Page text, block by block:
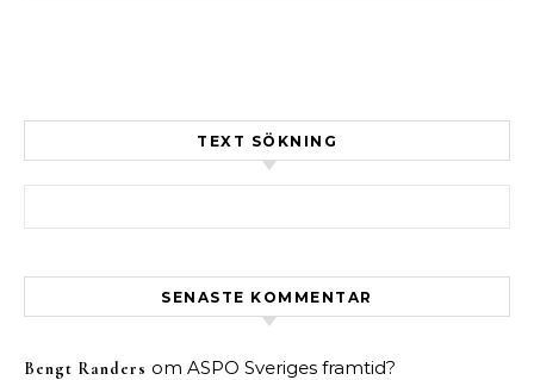
TEXT SÖKNING
SENASTE KOMMENTAR
Bengt Randers om ASPO Sveriges framtid?